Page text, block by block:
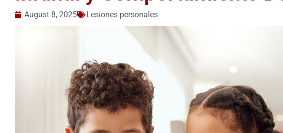
August 8, 2025 Lesiones personales